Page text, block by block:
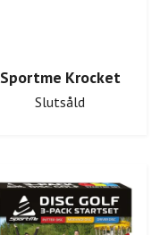
Sportme Krocket
Slutsåld